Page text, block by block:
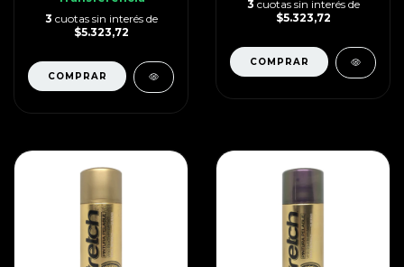
3 cuotas sin interés de
$5.323,72
3 cuotas sin interés de
$5.323,72